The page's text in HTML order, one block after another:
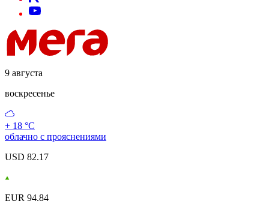
9 августа
воскресенье
+ 18 °С
облачно с прояснениями
USD 82.17
EUR 94.84